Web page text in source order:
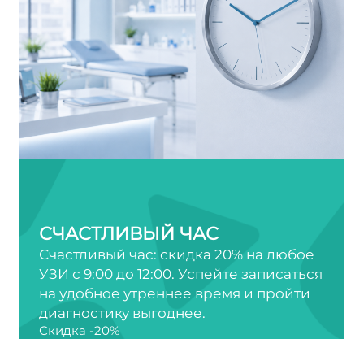
СЧАСТЛИВЫЙ ЧАС
Счастливый час: скидка 20% на любое
УЗИ с 9:00 до 12:00. Успейте записаться
на удобное утреннее время и пройти
диагностику выгоднее.
Скидка -20%